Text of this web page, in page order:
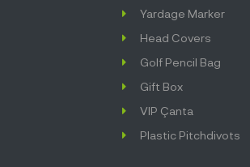
Yardage Marker
Head Covers
Golf Pencil Bag
Gift Box
VIP Çanta
Plastic Pitchdivots